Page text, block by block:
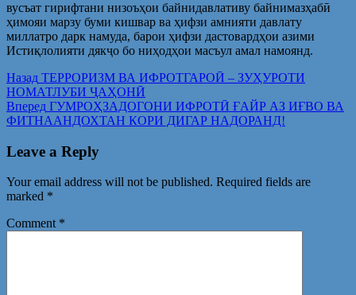
вусъат гирифтани низоъҳои байнидавлативу байнимазҳабӣ
ҳимояи марзу буми кишвар ва ҳифзи амнияти давлату
миллатро дарк намуда, барои ҳифзи дастовардҳои азими
Истиқлолияти дякҷо бо ниҳодҳои масъул амал намоянд.
Post
navigation
Назад Предыдущая
запись:
ТЕРРОРИЗМ ВА ИФРОТГАРОӢ – ЗУҲУРОТИ
НОМАТЛУБИ ҶАҲОНӢ
Вперед Следующая
запись:
ГУМРОҲЗАДОГОНИ ИФРОТӢ ҒАЙР АЗ ИҒВО ВА
ФИТНААНДОХТАН КОРИ ДИГАР НАДОРАНД!
Leave a Reply
Your email address will not be published. Required fields are
marked *
Comment *